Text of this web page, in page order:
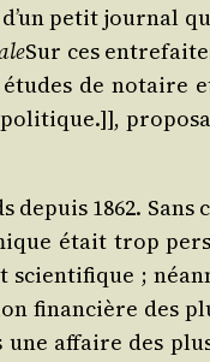
petit jour­nal
Sur ces
de notaire
1862.
était trop
;
finan­cière
affaire des